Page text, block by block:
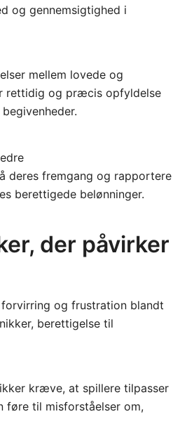
og gennemsigtighed i
mellem lovede og
rettidig og præcis opfyldelse
deres fremgang og rapportere
berettigede belønninger.
der påvirker
og frustration blandt
berettigelse til
kræve, at spillere tilpasser
føre til misforståelser om,